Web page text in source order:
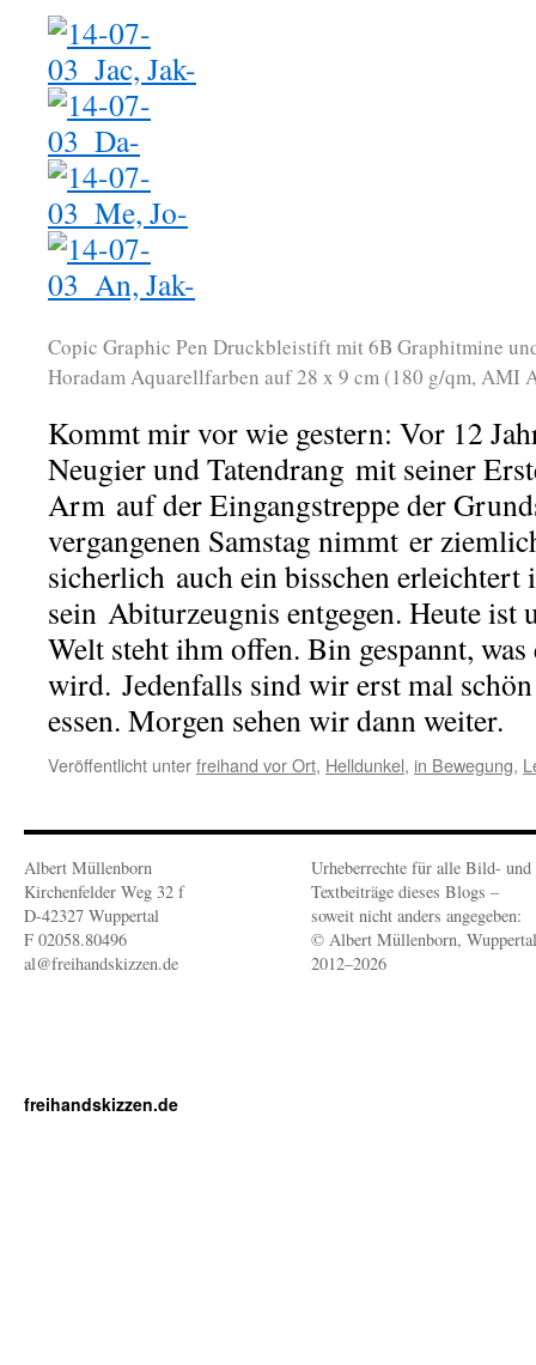
Copic Graphic Pen Druckbleistift mit 6B Graphitmine
Horadam Aquarellfarben auf 28 x 9 cm (180 g/qm, AMI
Kommt mir vor wie gestern: Vor 12
Neugier und Tatendrang mit seiner
Arm auf der Eingangstreppe der
vergangenen Samstag nimmt er
sicherlich auch ein bisschen
sein Abiturzeugnis entgegen. Heute ist
Welt steht ihm offen. Bin gespannt, was
wird. Jedenfalls sind wir erst mal
essen. Morgen sehen wir dann weiter.
Veröffentlicht unterfreihand vor Ort, Helldunkel, in Bewegung,
Albert Müllenborn
Kirchenfelder Weg 32 f
D-42327 Wuppertal
F 02058.80496
al@freihandskizzen.de
Urheberrechte für alle Bild- und
Textbeiträge dieses Blogs –
soweit nicht anders angegeben:
© Albert Müllenborn, Wuppertal
2012–2026
freihandskizzen.de